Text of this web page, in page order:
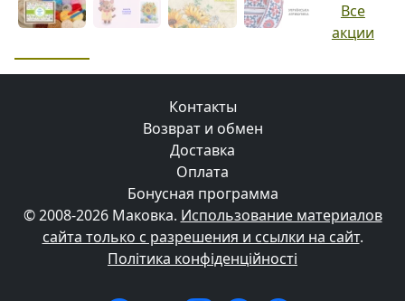
Все
акции
Контакты
Возврат и обмен
Доставка
Оплата
Бонусная программа
© 2008-2026 Маковка. Использование материалов
сайта только с разрешения и ссылки на сайт.
Політика конфіденційності